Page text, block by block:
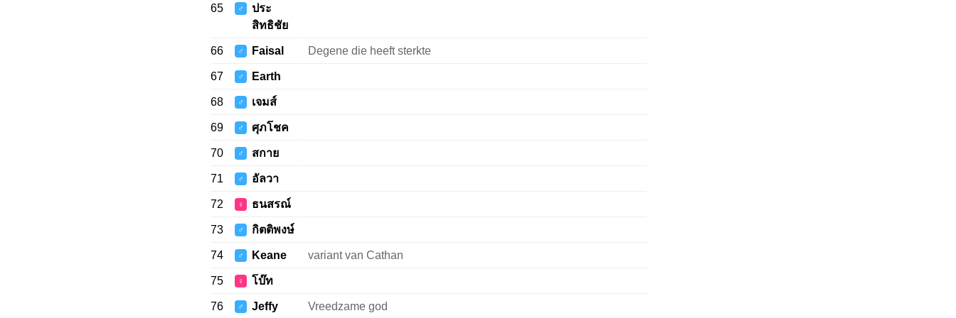
65 ♂
ประ
สิทธิชัย
66 ♂ Faisal Degene die heeft sterkte
67 ♂ Earth
68 ♂ เจมส์
69 ♂ ศุภโชค
70 ♂ สกาย
71 ♂ อัลวา
72 ♀ ธนสรณ์
73 ♂ กิตติพงษ์
74 ♂ Keane variant van Cathan
75 ♀ โบ๊ท
76 ♂ Jeffy Vreedzame god